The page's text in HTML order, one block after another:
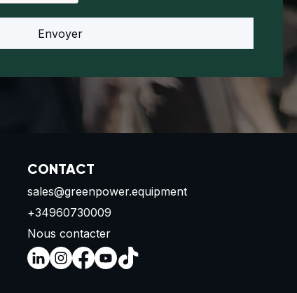
CONTACT
sales@greenpower.equipment
+34960730009
Nous contacter